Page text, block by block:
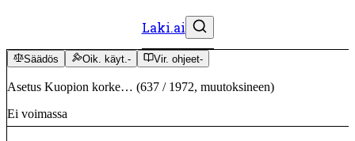
Laki.ai
Säädös Oik. käyt.- Vir. ohjeet-
Asetus Kuopion korke… (637 / 1972, muutoksineen)
Ei voimassa